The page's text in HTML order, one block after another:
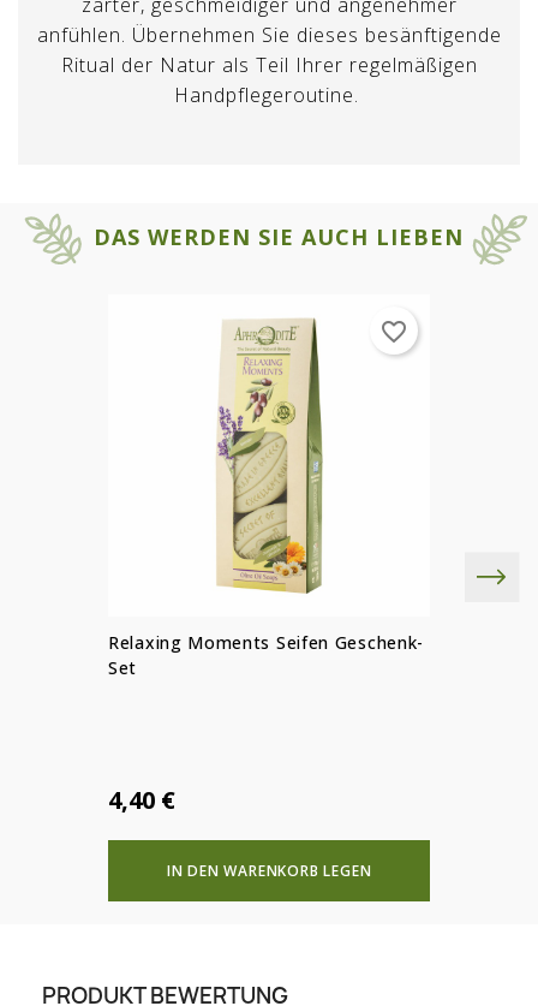
Auf meine Wunschliste
Erstellen Sie eine neue Favoritenliste
Wunschliste erstellen ×
Name der Wunschliste
Wunschliste erstellen
ANMELDEN ×
Sie müssen angemeldet sein, um
Produkte in Ihrer Wunschliste zu
ABBRECHEN
anfühlen. Übernehmen Sie dieses besänftigende
Ritual der Natur als Teil Ihrer regelmäßigen
Handpflegeroutine.
DAS WERDEN SIE AUCH LIEBEN
Relaxing Moments Seifen Geschenk-
Set
4,40 €
IN DEN WARENKORB LEGEN
favorite_border
PRODUKT BEWERTUNG